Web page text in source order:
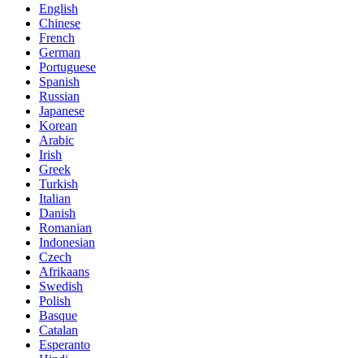
English
Chinese
French
German
Portuguese
Spanish
Russian
Japanese
Korean
Arabic
Irish
Greek
Turkish
Italian
Danish
Romanian
Indonesian
Czech
Afrikaans
Swedish
Polish
Basque
Catalan
Esperanto